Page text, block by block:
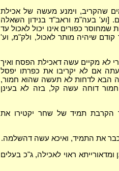
שהקריב, וימנע מעשה של אכילת
[וע' בעה"מ וראב"ד בנידון השאלה
שמחוסר כפורים אינו יכול לאכול עד
שיהיה מותר לאכול, ולק"מ, וע'
לא מקיים עשה דאכילת הפסח ואיך
אם לא יקריבו את כפרתו יפסל
הבא לדחות לא תעשה שהוא חמור,
דוחה עשה קל, בזה לא בעינן
הקרבת תמיד של שחר יקטירו את
את התמיד, ואיכא עשה דהשלמה.
ראוי לאכילה, ג"כ בעלים